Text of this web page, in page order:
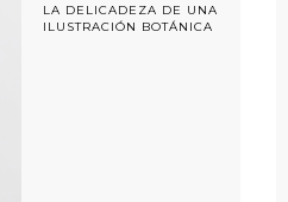
LA DELICADEZA DE UNA
ILUSTRACIÓN BOTÁNICA